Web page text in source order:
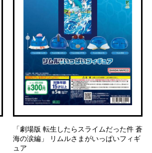
「劇場版 転生したらスライムだった件 蒼
海の涙編」 リムルさまがいっぱいフィギ
ュア